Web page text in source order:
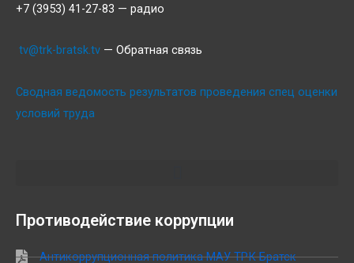
+7 (3953) 41-27-83 — радио
tv@trk-bratsk.tv — Обратная связь
Сводная ведомость результатов проведения спец оценки
условий труда
Противодействие коррупции
Антикоррупционная политика МАУ ТРК Братск